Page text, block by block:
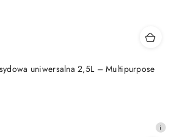
uniwersalna 2,5L – Multipurpose